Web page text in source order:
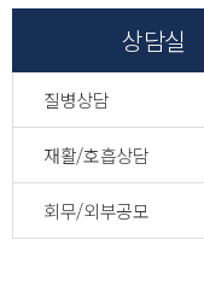
상담실
질병상담
재활/호흡상담
회무/외부공모